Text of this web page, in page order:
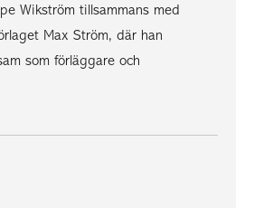
Wikström tillsammans med
Max Ström, där han
som förläggare och